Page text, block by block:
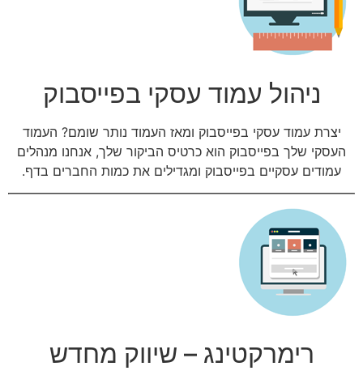
ניהול עמוד עסקי בפייסבוק
יצרת עמוד עסקי בפייסבוק ומאז העמוד נותר שומם? העמוד
העסקי שלך בפייסבוק הוא כרטיס הביקור שלך, אנחנו מנהלים
עמודים עסקיים בפייסבוק ומגדילים את כמות החברים בדף.
רימרקטינג – שיווק מחדש